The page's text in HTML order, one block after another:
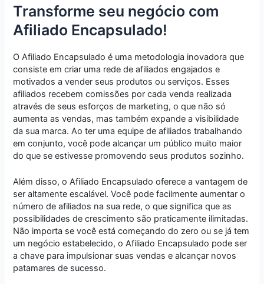
Transforme seu negócio com
Afiliado Encapsulado!
O Afiliado Encapsulado é uma metodologia inovadora que
consiste em criar uma rede de afiliados engajados e
motivados a vender seus produtos ou serviços. Esses
afiliados recebem comissões por cada venda realizada
através de seus esforços de marketing, o que não só
aumenta as vendas, mas também expande a visibilidade
da sua marca. Ao ter uma equipe de afiliados trabalhando
em conjunto, você pode alcançar um público muito maior
do que se estivesse promovendo seus produtos sozinho.
Além disso, o Afiliado Encapsulado oferece a vantagem de
ser altamente escalável. Você pode facilmente aumentar o
número de afiliados na sua rede, o que significa que as
possibilidades de crescimento são praticamente ilimitadas.
Não importa se você está começando do zero ou se já tem
um negócio estabelecido, o Afiliado Encapsulado pode ser
a chave para impulsionar suas vendas e alcançar novos
patamares de sucesso.